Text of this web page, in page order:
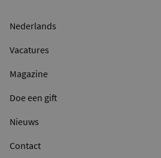
Vacatures
Magazine
Doe een gift
Nieuws
Contact